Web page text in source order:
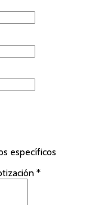
específicos
*